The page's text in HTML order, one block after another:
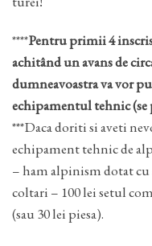
****Pentru primii 4
achitând un avans de
dumneavoastra va vor
echipamentul tehnic (se
***Daca doriti si aveti
echipament tehnic de
– ham alpinism dotat cu
coltari – 100 lei setul
(sau 30 lei piesa).